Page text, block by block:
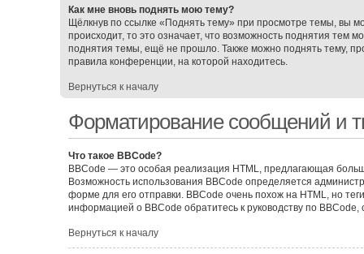
Как мне вновь поднять мою тему?
Щёлкнув по ссылке «Поднять тему» при просмотре темы, вы
происходит, то это означает, что возможность поднятия тем
поднятия темы, ещё не прошло. Также можно поднять тему,
правила конференции, на которой находитесь.
Вернуться к началу
Форматирование сообщений и
Что такое BBCode?
BBCode — это особая реализация HTML, предлагающая
Возможность использования BBCode определяется
форме для его отправки. BBCode очень похож на HTML, но
информацией о BBCode обратитесь к руководству по
Вернуться к началу